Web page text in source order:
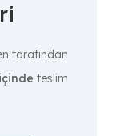
tarafından
teslim